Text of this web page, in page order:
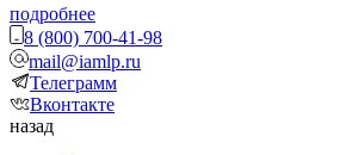
подробнее
8 (800) 700-41-98
mail@iamlp.ru
Телеграмм
Вконтакте
назад